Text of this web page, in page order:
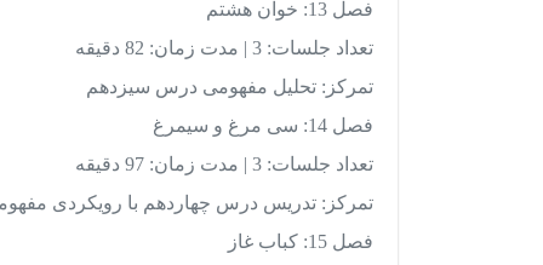
فصل 13: خوان هشتم
تعداد جلسات: 3 | مدت زمان: 82 دقیقه
تمرکز: تحلیل مفهومی درس سیزدهم
فصل 14: سی مرغ و سیمرغ
تعداد جلسات: 3 | مدت زمان: 97 دقیقه
تمرکز: تدریس درس چهاردهم با رویکردی
فصل 15: کباب غاز